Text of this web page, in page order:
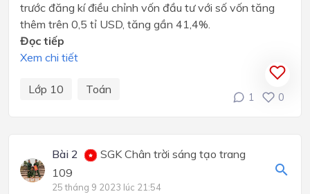
trước đăng kí điều chỉnh vốn đầu tư với số vốn tăng
thêm trên 0,5 tỉ USD, tăng gần 41,4%.
Đọc tiếp
Xem chi tiết
Lớp 10 Toán
1 0
Bài 2
SGK Chân trời sáng tạo trang
109
25 tháng 9 2023 lúc 21:54